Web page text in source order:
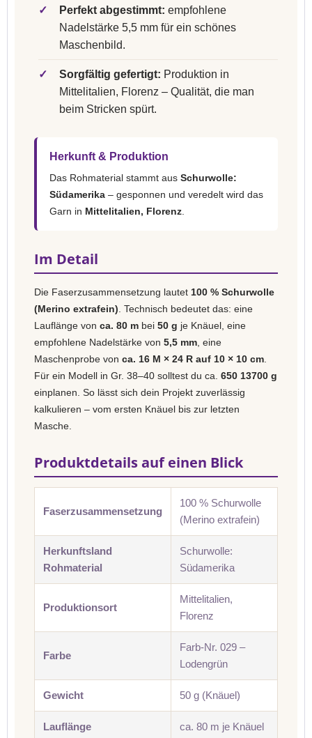
✓ Perfekt abgestimmt: empfohlene
Nadelstärke 5,5 mm für ein schönes
Maschenbild.
✓ Sorgfältig gefertigt: Produktion in
Mittelitalien, Florenz – Qualität, die man
beim Stricken spürt.
Herkunft & Produktion
Das Rohmaterial stammt aus Schurwolle:
Südamerika – gesponnen und veredelt wird das
Garn in Mittelitalien, Florenz
Im Detail
Die Faserzusammensetzung lautet 100 % Schurwolle
(Merino extrafein) . Technisch bedeutet das: eine
Lauflänge von ca. 80 m bei 50 g je Knäuel, eine
empfohlene Nadelstärke von 5,5 mm , eine
Maschenprobe von ca. 16 M × 24 R auf 10 × 10 cm
Für ein Modell in Gr. 38–40 solltest du ca. 650 13700 g
einplanen. So lässt sich dein Projekt zuverlässig
kalkulieren – vom ersten Knäuel bis zur letzten
Masche.
Produktdetails auf einen Blick
Faserzusammensetzung
100 % Schurwolle
(Merino extrafein)
Herkunftsland
Rohmaterial
Schurwolle:
Südamerika
Produktionsort
Mittelitalien,
Florenz
Farbe
Farb-Nr. 029 –
Lodengrün
Gewicht 50 g (Knäuel)
Lauflänge ca. 80 m je Knäuel